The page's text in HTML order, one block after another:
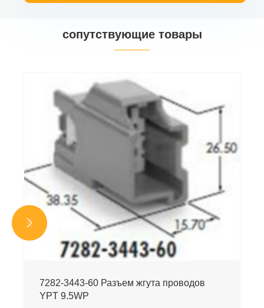
сопутствующие товары
7282-3443-60 Разъем жгута проводов
YPT 9.5WP

